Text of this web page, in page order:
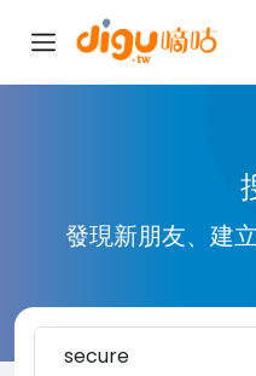
發現新朋友、建